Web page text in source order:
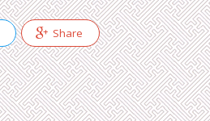
Share